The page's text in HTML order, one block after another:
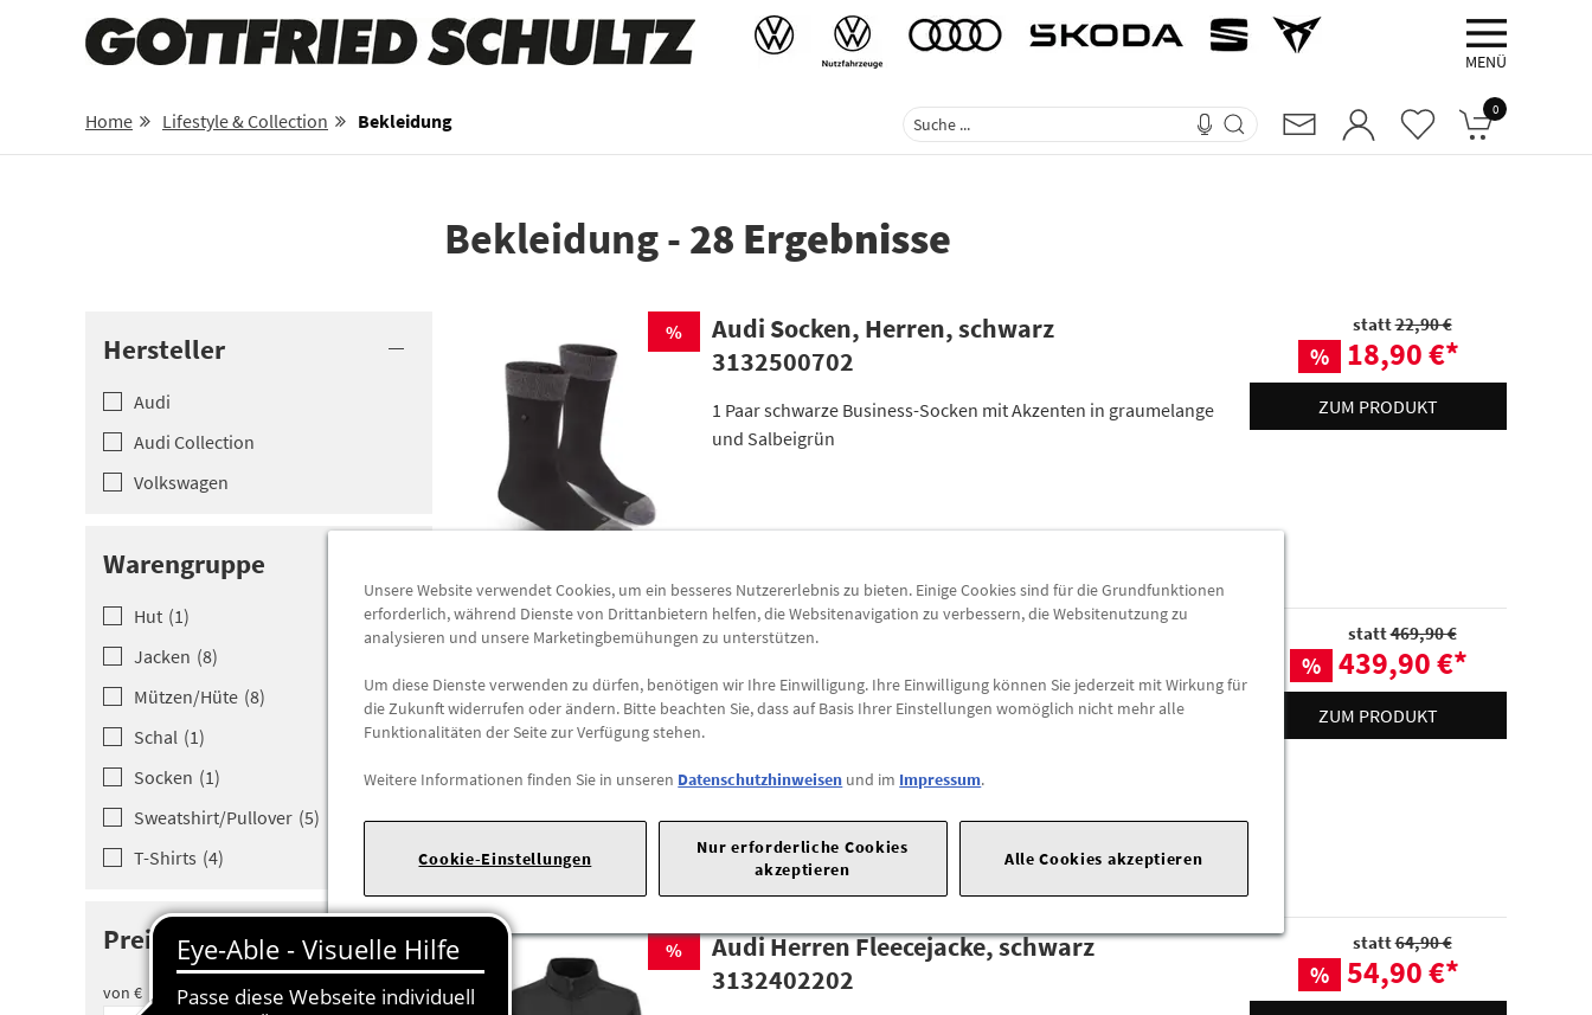
MENÜ
Home Lifestyle & Collection Bekleidung 0
Bekleidung- 28 Ergebnisse
Hersteller
Audi
Audi Colle­ction
Volkswagen­
Warengruppe
Hut (1)
Jacken (8)
Mützen/Hüt­e (8)
Schal (1)
Socken (1)
Sweatshirt­/Pullover (5)
T-Shirts (4)
Preis
von € bis €
%
Audi Socken, Herren, schwarz
3132500702
1 Paar schwarze Business-Socken mit Akzenten in graumelange
und Salbeigrün
statt22,90 €
% 18,90 €*
ZUM PRODUKT
%
Audi Lederjacke, Herren, schwarz
3132500102
Hüftlange Lederjacke mit Collegekragen und dezenter
statt469,90 €
% 439,90 €*
ZUM PRODUKT
%
Audi Herren Fleecejacke, schwarz
3132402202
statt64,90 €
% 54,90 €*
Unsere Website verwendet Cookies, um ein besseres Nutzererlebnis zu bieten. Einige Cookies sind für die Grundfunktionen
erforderlich, während Dienste von Drittanbietern helfen, die Websitenavigation zu verbessern, die Websitenutzung zu
analysieren und unsere Marketingbemühungen zu unterstützen.
Um diese Dienste verwenden zu dürfen, benötigen wir Ihre Einwilligung. Ihre Einwilligung können Sie jederzeit mit Wirkung für
die Zukunft widerrufen oder ändern. Bitte beachten Sie, dass auf Basis Ihrer Einstellungen womöglich nicht mehr alle
Funktionalitäten der Seite zur Verfügung stehen.
Weitere Informationen finden Sie in unseren Datenschutzhinweisen und im Impressum.
Cookie-Einstellungen
Nur erforderliche Cookies
akzeptieren
Alle Cookies akzeptieren